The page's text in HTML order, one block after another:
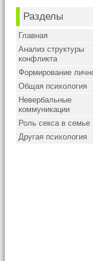
Разделы
Главная
Анализ структуры
конфликта
Формирование
Общая психология
Невербальные
коммуникации
Роль секса в семье
Другая психология